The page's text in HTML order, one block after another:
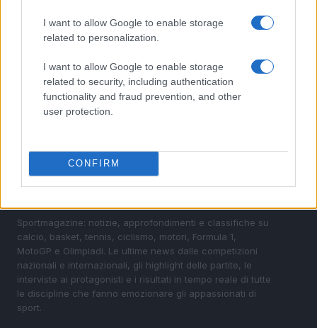
I want to allow Google to enable storage
related to personalization.
I want to allow Google to enable storage
related to security, including authentication
functionality and fraud prevention, and other
user protection.
CONFIRM
Basket 3×3: Riccione pronta ad accogliere le Estathé
3×3 Italia Finals 2026
LaMelo Ball: un futuro luminoso nonostante
l’infortunio
Sportmagazine: notizie, approfondimenti e classifiche su
calcio, basket, tennis, ciclismo, motori, Formula 1,
MotoGP e Olimpiadi. Le ultime news dalle competizioni
nazionali e internazionali, gli highlight delle partite, le
interviste ai protagonisti e i risultati in tempo reale di tutte
le discipline che fanno emozionare gli appassionati di
sport.